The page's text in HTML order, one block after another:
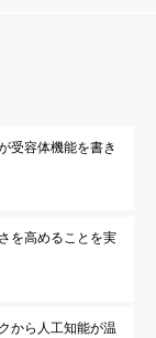
受容体機能を書き
を高めることを実
から人工知能が温